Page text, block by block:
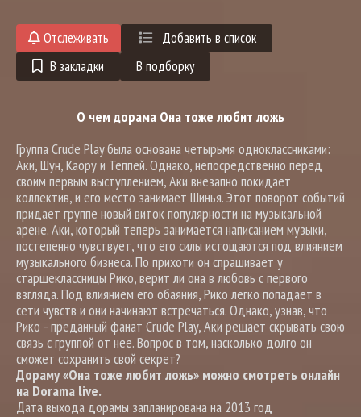
Отслеживать
Добавить в список
В закладки
В подборку
О чем дорама Она тоже любит ложь
Группа Crude Play была основана четырьмя одноклассниками:
Аки, Шун, Каору и Теппей. Однако, непосредственно перед
своим первым выступлением, Аки внезапно покидает
коллектив, и его место занимает Шинья. Этот поворот событий
придает группе новый виток популярности на музыкальной
арене. Аки, который теперь занимается написанием музыки,
постепенно чувствует, что его силы истощаются под влиянием
музыкального бизнеса. По прихоти он спрашивает у
старшеклассницы Рико, верит ли она в любовь с первого
взгляда. Под влиянием его обаяния, Рико легко попадает в
сети чувств и они начинают встречаться. Однако, узнав, что
Рико - преданный фанат Crude Play, Аки решает скрывать свою
связь с группой от нее. Вопрос в том, насколько долго он
сможет сохранить свой секрет?
Дораму «Она тоже любит ложь» можно смотреть онлайн
на Dorama live.
Дата выхода дорамы запланирована на 2013 год